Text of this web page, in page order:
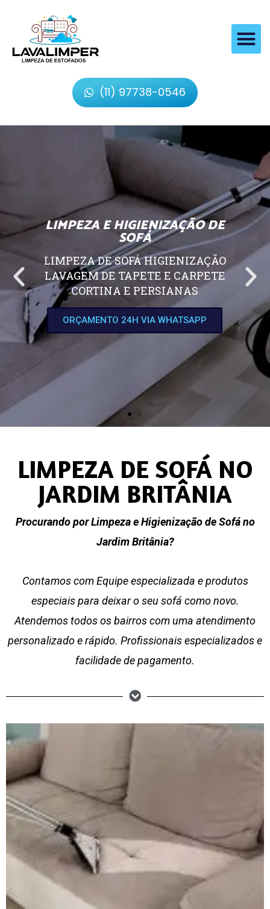
(11) 97738-0546
LIMPEZA E HIGIENIZAÇÃO DE
SOFÁ
LIMPEZA DE SOFÁ HIGIENIZAÇÃO
LAVAGEM DE TAPETE E CARPETE
CORTINA E PERSIANAS
ORÇAMENTO 24H VIA WHATSAPP
LIMPEZA DE SOFÁ NO
JARDIM BRITÂNIA
Procurando por Limpeza e Higienização de Sofá no
Jardim Britânia?
Contamos com Equipe especializada e produtos
especiais para deixar o seu sofá como novo.
Atendemos todos os bairros com uma atendimento
personalizado e rápido. Profissionais especializados e
facilidade de pagamento.